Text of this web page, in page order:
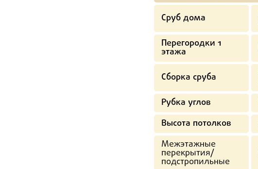
Сруб дома
Перегородки 1
этажа
Сборка сруба
Рубка углов
Высота потолков
Межэтажные
перекрытия/
подстропильные